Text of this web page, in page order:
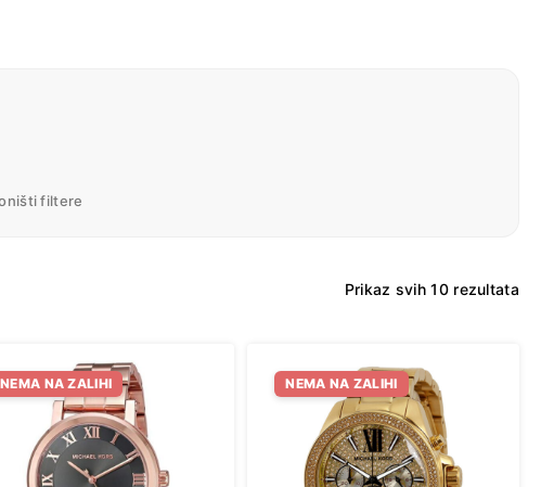
filtere
Prikaz svih 10 rezultata
NEMA NA ZALIHI NEMA NA ZALIHI